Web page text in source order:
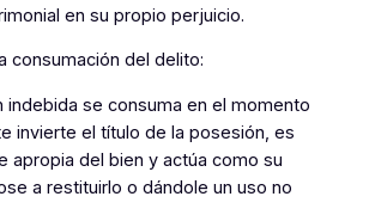
en su propio perjuicio.
consumación del delito:
indebida se consuma en el momento
invierte el título de la posesión, es
apropia del bien y actúa como su
a restituirlo o dándole un uso no